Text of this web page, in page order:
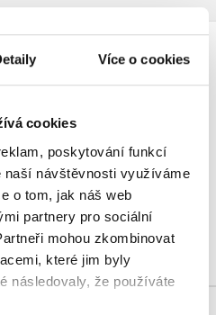
Více o cookies
cookies
poskytování funkcí
návštěvnosti využíváme
o tom, jak náš web
partnery pro sociální
mohou zkombinovat
které jim byly
následovaly, že používáte
pouze registrovaní uživatelé